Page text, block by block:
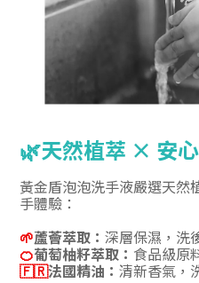
🌿天然植萃 × 安
黃金盾泡泡洗手液嚴選天然
手體驗：
🌱蘆薈萃取： 深層保濕，洗
🍊葡萄柚籽萃取： 食品級原
🇫🇷法國精油： 清新香氣，